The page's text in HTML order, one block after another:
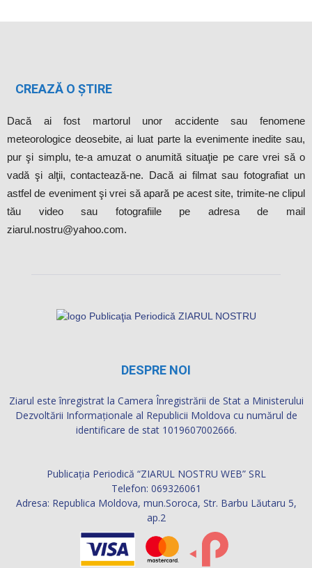
CREAZĂ O ȘTIRE
Dacă ai fost martorul unor accidente sau fenomene
meteorologice deosebite, ai luat parte la evenimente inedite sau,
pur şi simplu, te-a amuzat o anumită situaţie pe care vrei să o
vadă şi alţii, contactează-ne. Dacă ai filmat sau fotografiat un
astfel de eveniment şi vrei să apară pe acest site, trimite-ne clipul
tău video sau fotografiile pe adresa de mail
ziarul.nostru@yahoo.com.
DESPRE NOI
Ziarul este înregistrat la Camera Înregistrării de Stat a Ministerului
Dezvoltării Informaţionale al Republicii Moldova cu numărul de
identificare de stat 1019607002666.
Publicația Periodică “ZIARUL NOSTRU WEB” SRL
Telefon: 069326061
Adresa: Republica Moldova, mun.Soroca, Str. Barbu Lăutaru 5,
ap.2